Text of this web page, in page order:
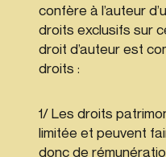
confère à l’auteur
droits exclusifs sur
droit d’auteur est
droits :
1/ Les droits
limitée et peuvent
donc de